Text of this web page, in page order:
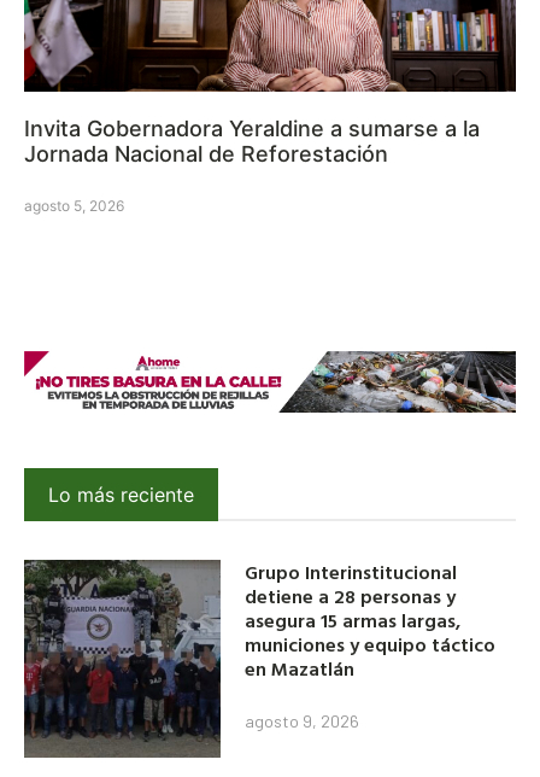
Invita Gobernadora Yeraldine a sumarse a la
Jornada Nacional de Reforestación
agosto 5, 2026
Lo más reciente
Grupo Interinstitucional
detiene a 28 personas y
asegura 15 armas largas,
municiones y equipo táctico
en Mazatlán
agosto 9, 2026